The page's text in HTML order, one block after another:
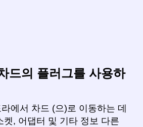
드의 플러그를 사용하
에서 차드 (으)로 이동하는 데
켓, 어댑터 및 기타 정보 다른